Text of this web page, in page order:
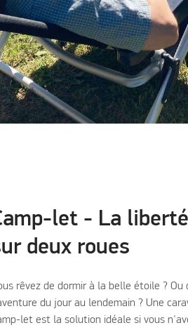
let - La
deux roues
rêvez de dormir à la belle étoile ? Ou
du jour au lendemain ? Une
let est la solution idéale si vous